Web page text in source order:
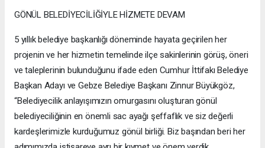
GÖNÜL BELEDİYECİLİĞİYLE HİZMETE DEVAM
5 yıllık belediye başkanlığı döneminde hayata geçirilen her
projenin ve her hizmetin temelinde ilçe sakinlerinin görüş, öneri
ve taleplerinin bulunduğunu ifade eden Cumhur İttifakı Belediye
Başkan Adayı ve Gebze Belediye Başkanı Zinnur Büyükgöz,
“Belediyecilik anlayışımızın omurgasını oluşturan gönül
belediyeciliğinin en önemli sac ayağı şeffaflık ve siz değerli
kardeşlerimizle kurduğumuz gönül birliği. Biz başından beri her